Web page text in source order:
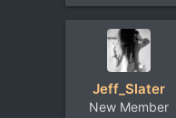
Jeff_Slater
New Member